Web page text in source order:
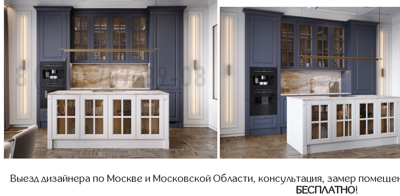
Выезд дизайнера по Москве и Московской Области, консультация, замер
БЕСПЛАТНО!